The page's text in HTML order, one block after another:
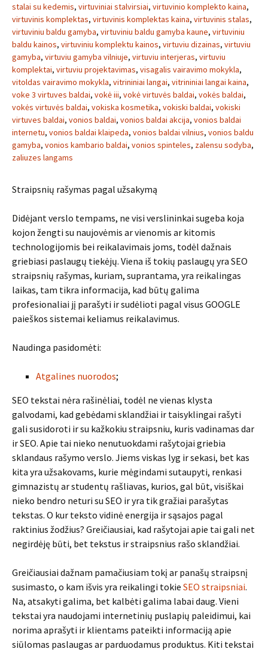
stalai su kedemis, virtuviniai stalvirsiai, virtuvinio komplekto kaina,
virtuvinis komplektas, virtuvinis komplektas kaina, virtuvinis stalas,
virtuviniu baldu gamyba, virtuviniu baldu gamyba kaune, virtuviniu
baldu kainos, virtuviniu komplektu kainos, virtuviu dizainas, virtuviu
gamyba, virtuviu gamyba vilniuje, virtuviu interjeras, virtuviu
komplektai, virtuviu projektavimas, visagalis vairavimo mokykla,
vitoldas vairavimo mokykla, vitrininiai langai, vitrininiai langai kaina,
voke 3 virtuves baldai, vokė iii, vokė virtuvės baldai, vokės baldai,
vokės virtuvės baldai, vokiska kosmetika, vokiski baldai, vokiski
virtuves baldai, vonios baldai, vonios baldai akcija, vonios baldai
internetu, vonios baldai klaipeda, vonios baldai vilnius, vonios baldu
gamyba, vonios kambario baldai, vonios spinteles, zalensu sodyba,
zaliuzes langams
Straipsnių rašymas pagal užsakymą
Didėjant verslo tempams, ne visi verslininkai sugeba koja
kojon žengti su naujovėmis ar vienomis ar kitomis
technologijomis bei reikalavimais joms, todėl dažnais
griebiasi paslaugų tiekėjų. Viena iš tokių paslaugų yra SEO
straipsnių rašymas, kuriam, suprantama, yra reikalingas
laikas, tam tikra informacija, kad būtų galima
profesionaliai jį parašyti ir sudėlioti pagal visus GOOGLE
paieškos sistemai keliamus reikalavimus.
Naudinga pasidomėti:
Atgalines nuorodos;
SEO tekstai nėra rašinėliai, todėl ne vienas klysta
galvodami, kad gebėdami sklandžiai ir taisyklingai rašyti
gali susidoroti ir su kažkokiu straipsniu, kuris vadinamas dar
ir SEO. Apie tai nieko nenutuokdami rašytojai griebia
sklandaus rašymo verslo. Jiems viskas lyg ir sekasi, bet kas
kita yra užsakovams, kurie mėgindami sutaupyti, renkasi
gimnazistų ar studentų rašliavas, kurios, gal būt, visiškai
nieko bendro neturi su SEO ir yra tik gražiai parašytas
tekstas. O kur teksto vidinė energija ir sąsajos pagal
raktinius žodžius? Greičiausiai, kad rašytojai apie tai gali net
negirdėję būti, bet tekstus ir straipsnius rašo sklandžiai.
Greičiausiai dažnam pamačiusiam tokį ar panašų straipsnį
susimasto, o kam išvis yra reikalingi tokie SEO straipsniai.
Na, atsakyti galima, bet kalbėti galima labai daug. Vieni
tekstai yra naudojami internetinių puslapių paleidimui, kai
norima aprašyti ir klientams pateikti informaciją apie
siūlomas paslaugas ar parduodamus produktus. Kiti tekstai